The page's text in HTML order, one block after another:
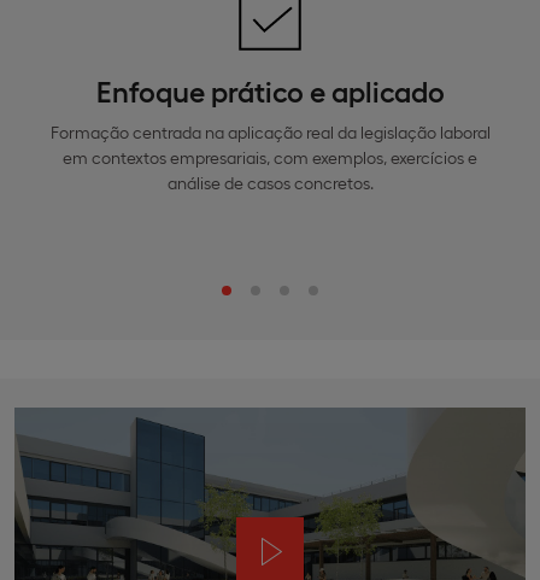
Enfoque prático e aplicado
Formação centrada na aplicação real da legislação laboral
em contextos empresariais, com exemplos, exercícios e
análise de casos concretos.